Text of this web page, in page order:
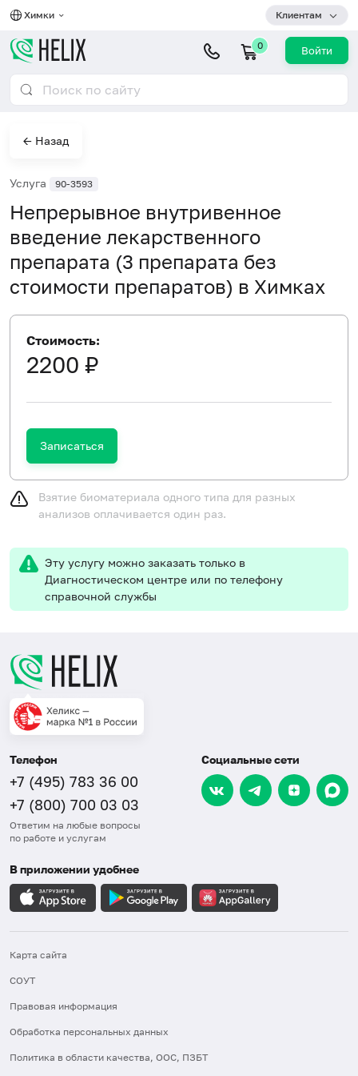
Химки Клиентам
0 Войти
← Назад
Услуга 90-3593
Непрерывное внутривенное
введение лекарственного
препарата (3 препарата без
стоимости препаратов) в Химках
Стоимость:
2200 ₽
Записаться
Взятие биоматериала одного типа для разных
анализов оплачивается один раз.
Эту услугу можно заказать только в
Диагностическом центре или по телефону
справочной службы
Телефон
+7 (495) 783 36 00
+7 (800) 700 03 03
Ответим на любые вопросы
по работе и услугам
Социальные сети
В приложении удобнее
Карта сайта
СОУТ
Правовая информация
Обработка персональных данных
Политика в области качества, ООС, ПЗБТ